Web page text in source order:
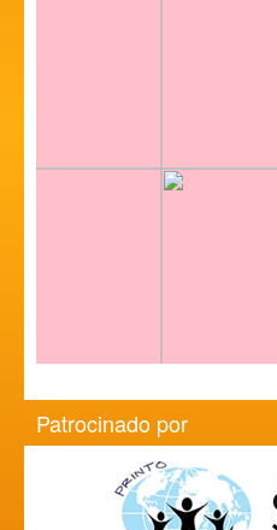
Patrocinado por